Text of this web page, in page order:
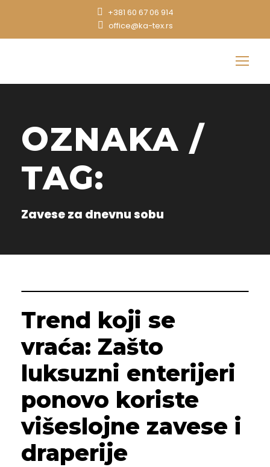
+381 60 67 06 914
office@ka-tex.rs
OZNAKA /
TAG:
Zavese za dnevnu sobu
Trend koji se
vraća: Zašto
luksuzni enterijeri
ponovo koriste
višeslojne zavese i
draperije